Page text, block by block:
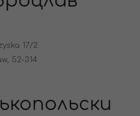
17/2
52-314